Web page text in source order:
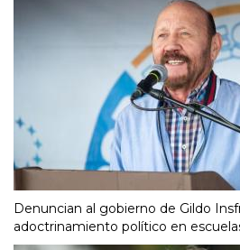
Denuncian al gobierno de Gildo
adoctrinamiento político en